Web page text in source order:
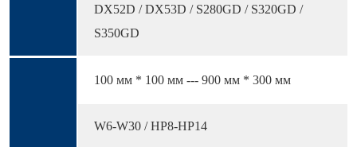
DX52D / DX53D / S280GD / S320GD /
S350GD
100 мм * 100 мм --- 900 мм * 300 мм
W6-W30 / HP8-HP14